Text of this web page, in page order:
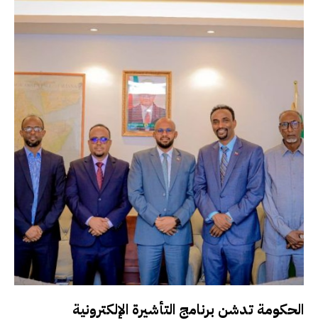
الحكومة تدشن برنامج التأشيرة الإلكترونية